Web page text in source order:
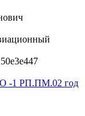
-1 РП.ПМ.02 год